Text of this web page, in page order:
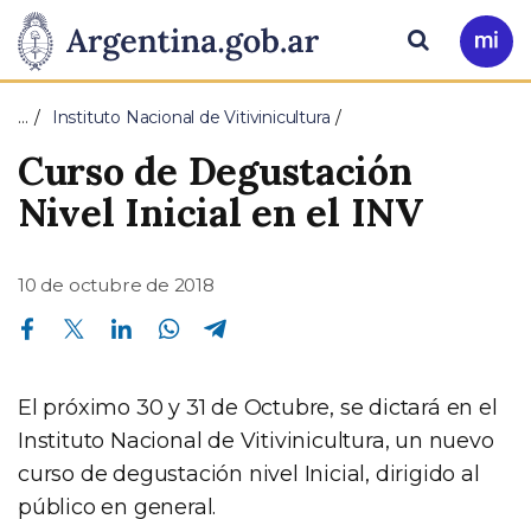
Presidencia
de
la
Nación
Pasar al contenido principal
Ir
a
Buscar
… Instituto Nacional de Vitivinicultura
Curso de Degustación
Nivel Inicial en el INV
10 de octubre de 2018
Compartir en Facebook Compartir en Twitter Compartir en Linkedin Compartir en Whatsapp
El próximo 30 y 31 de Octubre, se dictará en el
Instituto Nacional de Vitivinicultura, un nuevo
curso de degustación nivel Inicial, dirigido al
público en general.